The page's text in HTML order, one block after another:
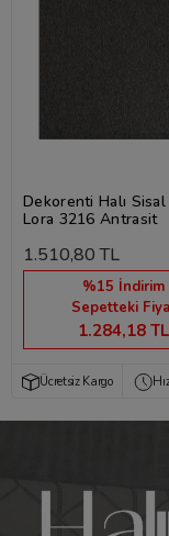
Dekorenti Halı Sisal
Lora 3216 Antrasit
1.510,80 TL
%15 İndirim
Sepetteki
1.284,18 TL
Ücretsiz Kargo